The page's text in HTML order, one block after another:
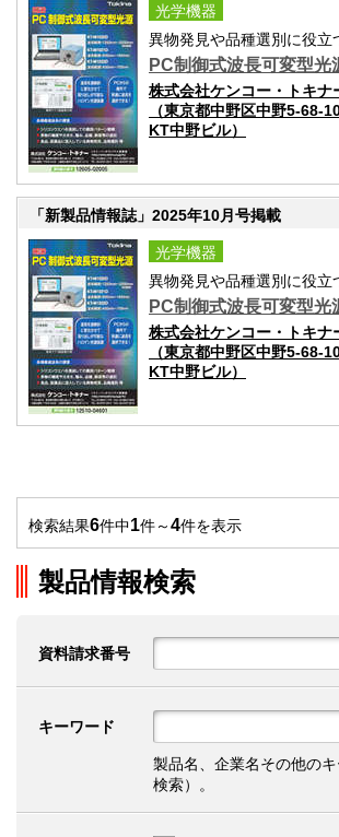
光学機器
異物発見や品種選別に役立
PC制御式波長可変型光
株式会社ケンコー・トキナ
（東京都中野区中野5-68-
KT中野ビル）
「新製品情報誌」2025年10月号掲載
光学機器
異物発見や品種選別に役立
PC制御式波長可変型光
株式会社ケンコー・トキナ
（東京都中野区中野5-68-
KT中野ビル）
検索結果6件中1件～4件を表示
製品情報検索
資料請求番号
キーワード
製品名、企業名その他の
検索）。